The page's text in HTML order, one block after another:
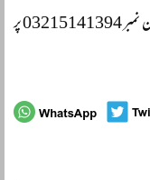
اس سلسلہ میں صلاح الدین فاروقی صاحب سے فون نمبر 03215141394 پر